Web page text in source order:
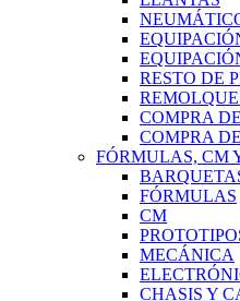
RESTO DE
COMPRA
COMPRA
FÓRMULAS, CM
FÓRMULAS
CM
MECÁNICA
CHASIS Y